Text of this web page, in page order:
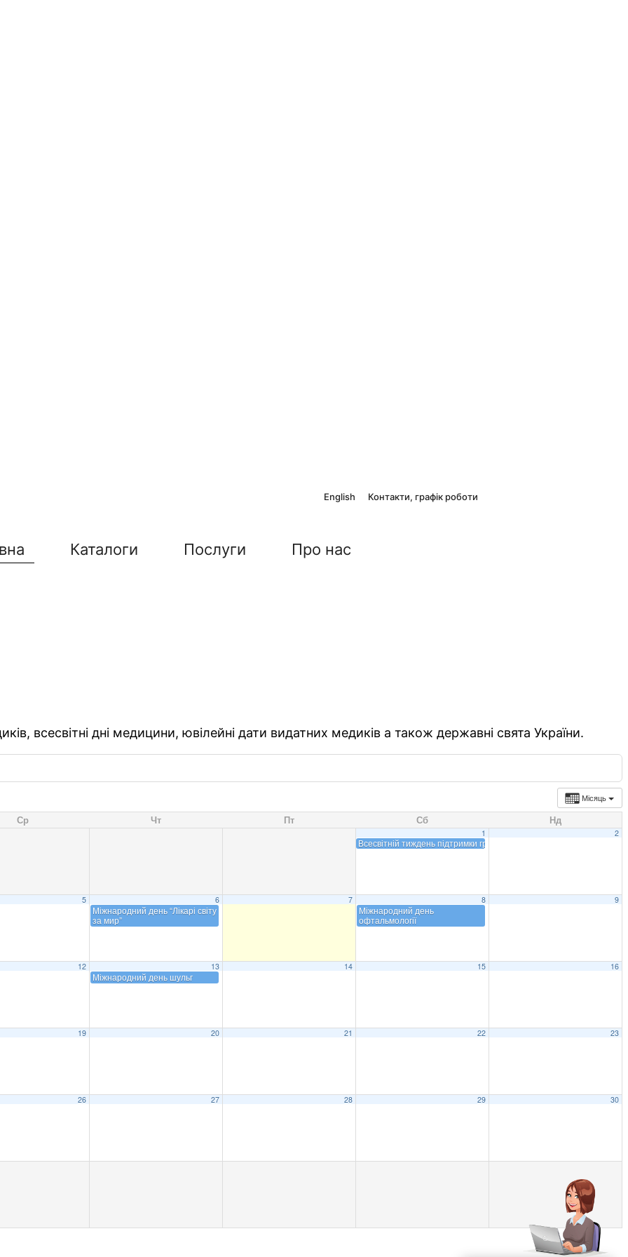
English Контакти, графік роботи
Каталоги Послуги Про нас
всесвітні дні медицини, ювілейні дати видатних медиків а також державні свята України.
Місяць
Ср Чт Пт Сб Нд
1
Всесвітній тиждень підтримки грудного вигодовування
2
5 6
Міжнародний день “Лікарі світу
за мир”
7 8
Міжнародний день
офтальмології
9
12 13
Міжнародний день шульг
14 15 16
19 20 21 22 23
26 27 28 29 30